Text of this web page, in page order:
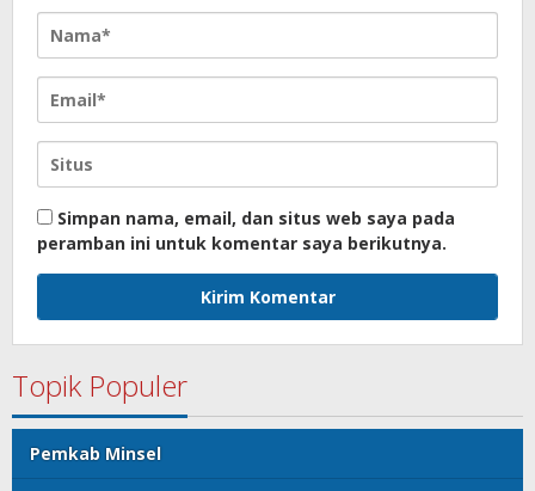
Simpan nama, email, dan situs web saya pada
peramban ini untuk komentar saya berikutnya.
Topik Populer
Pemkab Minsel